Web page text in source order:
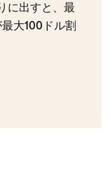
に出すと、最
大100ドル割